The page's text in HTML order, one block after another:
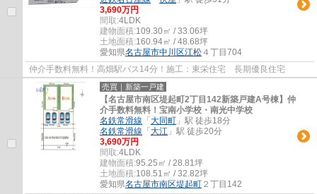
3,690万円
間取:4LDK
建物面積:109.30㎡ / 33.06坪
土地面積:160.94㎡ / 48.68坪
愛知県名古屋市中川区江松 ４丁目704
仲介手数料無料！高畑駅バス14分！施工：東栄住宅 長期優良住宅
売買｜新築一戸建
【名古屋市南区堤起町2丁目142新築戸建A号棟】仲
介手数料無料！宝南小学校・南光中学校
名鉄常滑線 「 大同町 」駅 徒歩18分
名鉄常滑線 「 大江 」駅 徒歩20分
3,690万円
間取:4LDK
建物面積:95.25㎡ / 28.81坪
土地面積:108.51㎡ / 32.82坪
愛知県名古屋市南区堤起町 ２丁目142